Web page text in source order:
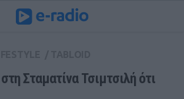
Σταματίνα Τσιμτσιλή ότι